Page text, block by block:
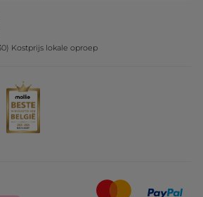
Kostprijs lokale oproep